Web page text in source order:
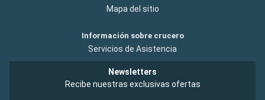
Mapa del sitio
Información sobre crucero
Servicios de Asistencia
Newsletters
Recibe nuestras exclusivas ofertas